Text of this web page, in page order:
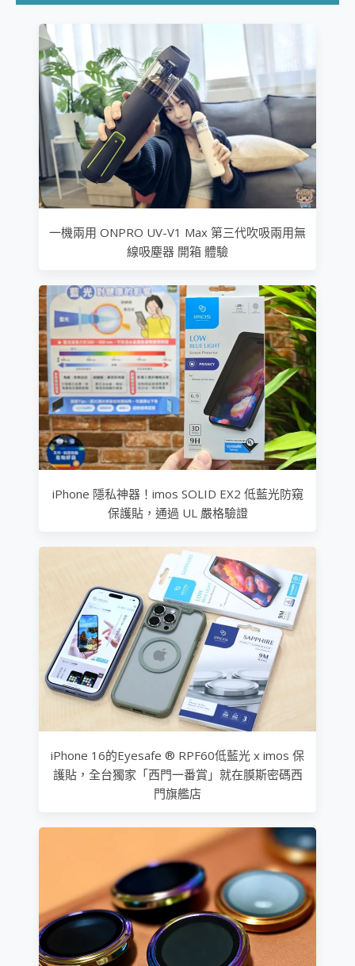
一機兩用 ONPRO UV-V1 Max 第三代吹吸兩用無
線吸塵器 開箱 體驗
iPhone 隱私神器！imos SOLID EX2 低藍光防窺
保護貼，通過 UL 嚴格驗證
iPhone 16的Eyesafe ® RPF60低藍光 x imos 保
護貼，全台獨家「西門一番賞」就在膜斯密碼西
門旗艦店